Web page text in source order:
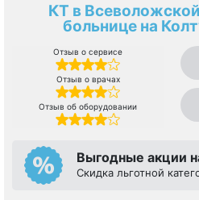
КТ в
больнице на
Отзыв о сервисе
Отзыв о врачах
Отзыв об оборудовании
Выгодные акции
Скидка льготной